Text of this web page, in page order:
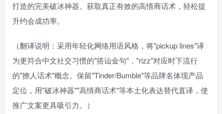
打造的完美破冰神器。获取真正有效的高情商话术，轻松提
升约会成功率。
（翻译说明：采用年轻化网络用语风格，将"pickup lines"译
为更符合中文社交习惯的"搭讪金句"，"rizz"对应时下流行
的"撩人话术"概念。保留"Tinder/Bumble"等品牌名体现产品
定位，用"破冰神器""高情商话术"等本土化表达替代直译，使
推广文案更具吸引力。）